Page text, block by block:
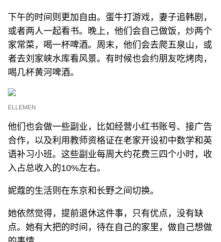
下午的时间则更加自由。蛋牛打游戏，妻子追韩剧，
或者两人一起看书。晚上，他们会自己做饭，炒两个
家常菜，喝一杯啤酒。周末，他们会去爬五泉山，或
者去刘家峡水库看风景。有时候也会约朋友吃烤肉，
喝几杯黄河啤酒。
ELLEMEN
他们也会做一些副业，比如经营小红书账号、接广告
合作，以及利用教师资格证在老家开设初中数学和英
语补习小班。这些副业每周大约花费三四个小时，收
入占总收入的10%左右。
妮蔻的生活则在东京和长野之间切换。
她依然觉得，提前退休这件事，只有优点，没有缺
点。她有大把的时间，待在自己的家里，做自己想做